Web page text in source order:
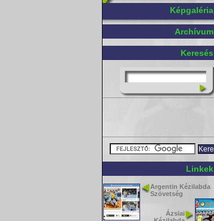
Képgaléria
Archívum
Keresés
Linkek
Argentin Kézilabda
Szövetség
Ázsiai